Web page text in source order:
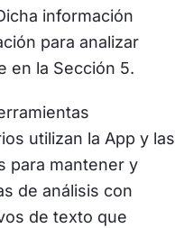
información
para analizar
en la Sección 5.
utilizan la App y las
para mantener y
de análisis con
de texto que